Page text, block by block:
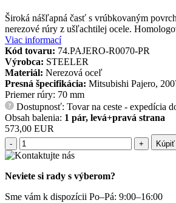
Široká nášľapná časť s vrúbkovaným
nerezové rúry z ušľachtilej ocele.
Viac informací
Kód tovaru: 74.PAJERO-R0070-PR
Výrobca: STEELER
Materiál: Nerezová oceľ
Presná špecifikácia: Mitsubishi Pajero,
Priemer rúry: 70 mm
?
Dostupnosť: Tovar na ceste - expedícia
Obsah balenia: 1 pár, levá+pravá strana
573,00 EUR
- + Kúpiť
Neviete si rady s výberom?
Sme vám k dispozícii Po–Pá: 9:00–16:00